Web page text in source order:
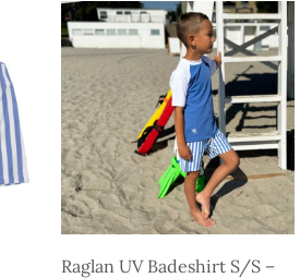
Raglan UV Badeshirt S/S –